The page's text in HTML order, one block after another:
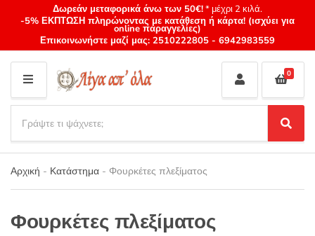
Δωρεάν μεταφορικά άνω των 50€!* μέχρι 2 κιλά.
-5% ΕΚΠΤΩΣΗ πληρώνοντας με κατάθεση ή κάρτα! (ισχύει για
online παραγγελίες)
Επικοινωνήστε μαζί μας: 2510222805 - 6942983559
M
E
N
U
Category
name
a
r
c
h
r
S
e
a
c
0
Αρχική - Κατάστημα - Φουρκέτες πλεξίματος
Φουρκέτες πλεξίματος